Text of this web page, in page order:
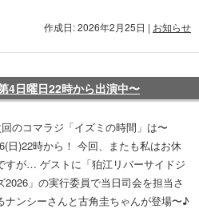
作成日: 2026年2月25日 | お知らせ
4日曜日22時から出演中〜
のコマラジ「イズミの時間」は〜
日)22時から！ 今回、またも私はお休
すが… ゲストに「狛江リバーサイドジ
2026」の実行委員で当日司会を担当さ
ナンシーさんと古角圭ちゃんが登場〜♪